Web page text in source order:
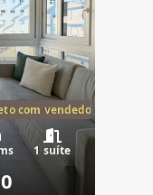
com vendedor
1 suíte